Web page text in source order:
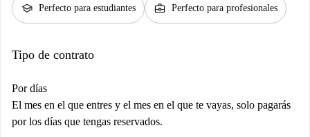
school Perfecto para estudiantes business_center Perfecto para profesionales
Tipo de contrato
Por días
El mes en el que entres y el mes en el que te vayas, solo pagarás
por los días que tengas reservados.